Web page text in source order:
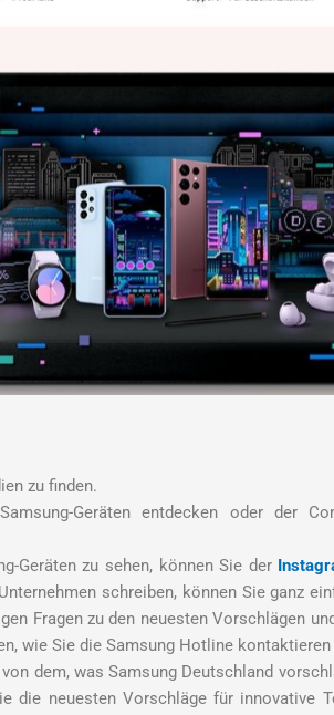
zu finden.
Geräten entdecken oder der
Geräten zu sehen, können Sie der
schreiben, können Sie ganz
Fragen zu den neuesten Vorschlägen
wie Sie die Samsung Hotline
dem, was Samsung Deutschland
die neuesten Vorschläge für innovative